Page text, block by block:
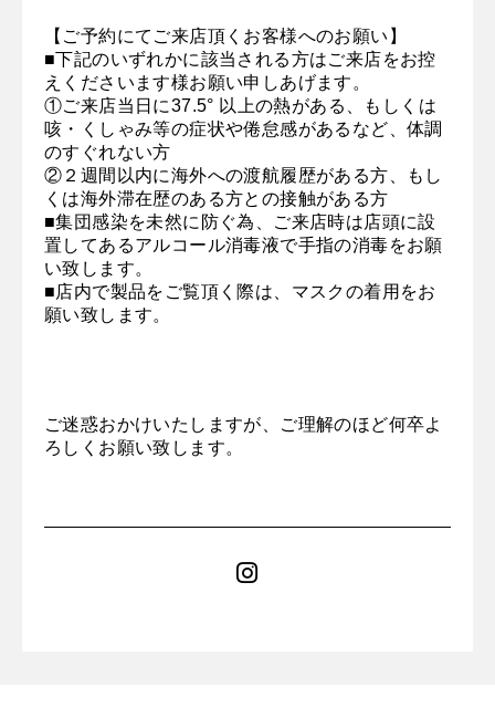
【ご予約にてご来店頂くお客様へのお願い】
■下記のいずれかに該当される方はご来店をお控
えくださいます様お願い申しあげます。
①ご来店当日に37.5° 以上の熱がある、もしくは
咳・くしゃみ等の症状や倦怠感があるなど、体調
のすぐれない方
②２週間以内に海外への渡航履歴がある方、もし
くは海外滞在歴のある方との接触がある方
■集団感染を未然に防ぐ為、ご来店時は店頭に設
置してあるアルコール消毒液で手指の消毒をお願
い致します。
■店内で製品をご覧頂く際は、マスクの着用をお
願い致します。
ご迷惑おかけいたしますが、ご理解のほど何卒よ
ろしくお願い致します。